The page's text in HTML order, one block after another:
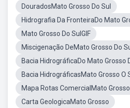
DouradosMato Grosso Do Sul
Hidrografia Da FronteiraDo Mato
Mato Grosso Do SulGIF
Miscigenação DeMato Grosso Do
Bacia HidrográficaDo Mato Grosso
Bacia HidrográficasMato Grosso O
Mapa Rotas ComercialMato Grosso
Carta GeologicaMato Grosso